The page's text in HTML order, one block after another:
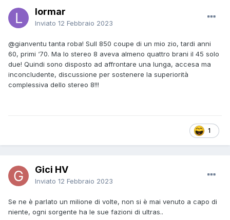
lormar
Inviato 12 Febbraio 2023
@gianventu tanta roba! Sull 850 coupe di un mio zio, tardi anni
60, primi ‘70. Ma lo stereo 8 aveva almeno quattro brani il 45 solo
due! Quindi sono disposto ad affrontare una lunga, accesa ma
inconcludente, discussione per sostenere la superiorità
complessiva dello stereo 8!!!
1
Gici HV
Inviato 12 Febbraio 2023
Se ne è parlato un milione di volte, non si è mai venuto a capo di
niente, ogni sorgente ha le sue fazioni di ultras..